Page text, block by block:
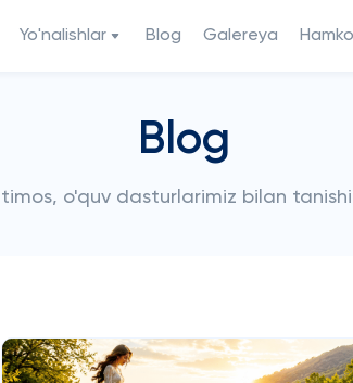
Yo'nalishlar Blog Galereya
Blog
Iltimos, o'quv dasturlarimiz bilan